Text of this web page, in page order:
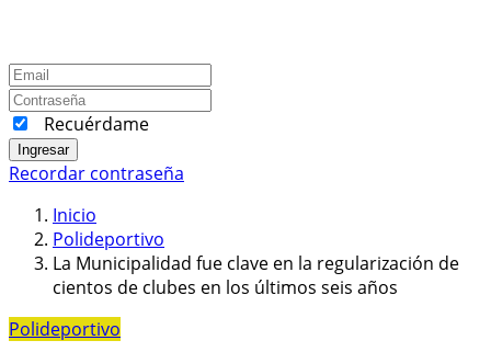
Recuérdame
Ingresar
Recordar contraseña
Inicio
Polideportivo
La Municipalidad fue clave en la regularización de
cientos de clubes en los últimos seis años
Polideportivo